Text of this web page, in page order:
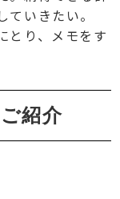
いきたい。
とり、メモをす
紹介